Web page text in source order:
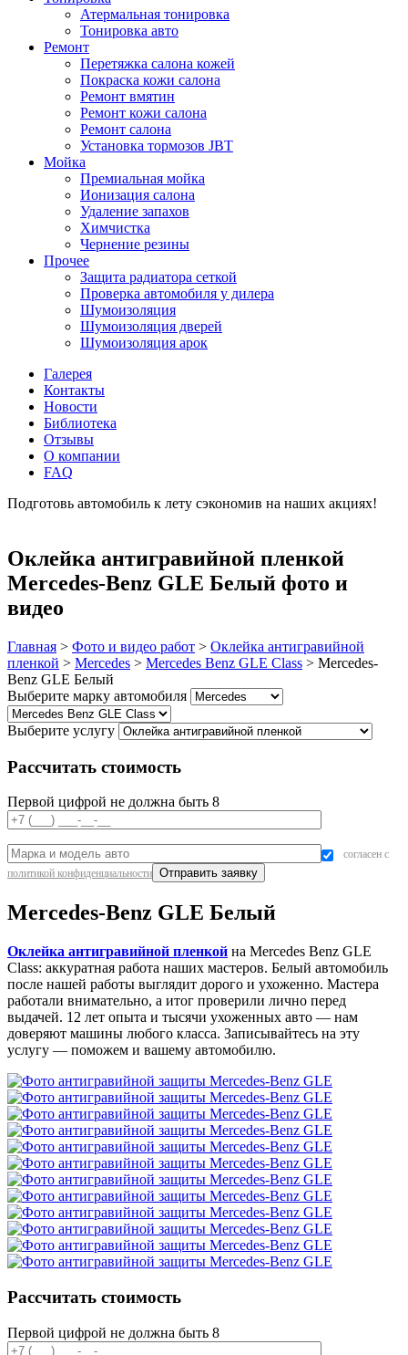
Атермальная тонировка
Тонировка авто
Ремонт
Перетяжка салона кожей
Покраска кожи салона
Ремонт вмятин
Ремонт кожи салона
Ремонт салона
Установка тормозов JBT
Мойка
Премиальная мойка
Ионизация салона
Удаление запахов
Химчистка
Чернение резины
Прочее
Защита радиатора сеткой
Проверка автомобиля у дилера
Шумоизоляция
Шумоизоляция дверей
Шумоизоляция арок
Галерея
Контакты
Новости
Библиотека
Отзывы
О компании
FAQ
Подготовь автомобиль к лету сэкономив на наших акциях!
Оклейка антигравийной пленкой
Mercedes-Benz GLE Белый фото и
видео
Главная > Фото и видео работ > Оклейка антигравийной
пленкой > Mercedes > Mercedes Benz GLE Class > Mercedes-
Benz GLE Белый
Выберите марку автомобиля
Выберите услугу
Рассчитать стоимость
Первой цифрой не должна быть 8
согласен с
политикой конфиденциальности
Mercedes-Benz GLE Белый
Оклейка антигравийной пленкой на Mercedes Benz GLE
Class: аккуратная работа наших мастеров. Белый автомобиль
после нашей работы выглядит дорого и ухоженно. Мастера
работали внимательно, а итог проверили лично перед
выдачей. 12 лет опыта и тысячи ухоженных авто — нам
доверяют машины любого класса. Записывайтесь на эту
услугу — поможем и вашему автомобилю.
Рассчитать стоимость
Первой цифрой не должна быть 8